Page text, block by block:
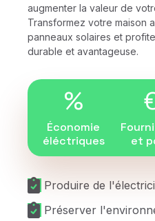
augmenter la valeur de
Transformez votre maison
panneaux solaires et
durable et avantageuse.
%
Économie
éléctriques
et
Produire de
Préserver